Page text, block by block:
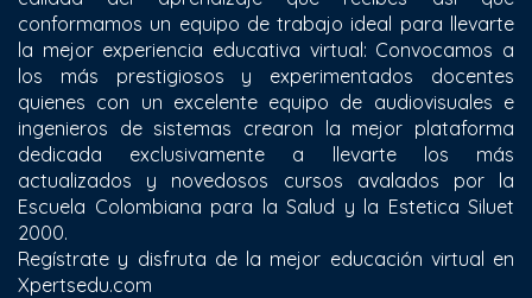
conformamos un equipo de trabajo ideal para llevarte
la mejor experiencia educativa virtual: Convocamos a
los más prestigiosos y experimentados docentes
quienes con un excelente equipo de audiovisuales e
ingenieros de sistemas crearon la mejor plataforma
dedicada exclusivamente a llevarte los más
actualizados y novedosos cursos avalados por la
Escuela Colombiana para la Salud y la Estetica Siluet
2000.
Regístrate y disfruta de la mejor educación virtual en
Xpertsedu.com